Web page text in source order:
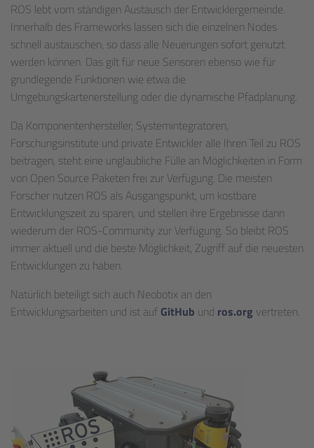
ROS lebt vom ständigen Austausch der Entwicklergemeinde.
Innerhalb des Frameworks lassen sich die einzelnen Nodes
schnell austauschen, so dass alle Neuerungen sofort genutzt
werden können. Das gilt für neue Sensoren ebenso wie für
grundlegende Funktionen wie etwa die
Umgebungskartenerstellung oder die dynamische Pfadplanung.
Da Komponentenhersteller, Systemintegratoren,
Forschungsinstitute und private Entwickler alle Ihren Teil zu ROS
beitragen, steht eine unglaubliche Fülle an Möglichkeiten in Form
von Open Source Paketen frei zur Verfügung. Die meisten
Forscher nutzen ROS als Ausgangspunkt, um kostbare
Entwicklungszeit zu sparen, und stellen ihre Ergebnisse dann
wiederum der ROS-Community zur Verfügung. So bleibt ROS
immer aktuell und die beste Möglichkeit, Zugriff auf die neuesten
Entwicklungen zu haben.
Natürlich beteiligt sich auch Neobotix an den
Entwicklungsarbeiten und ist auf GitHub und ros.org vertreten.